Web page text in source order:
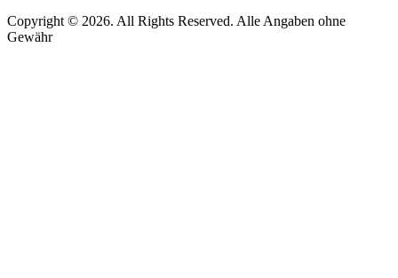
Copyright © 2026. All Rights Reserved. Alle Angaben ohne
Gewähr